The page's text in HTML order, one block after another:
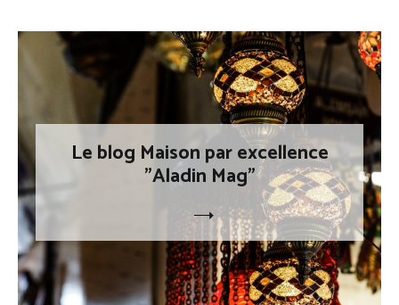
Le blog Maison par excellence
"Aladin Mag"